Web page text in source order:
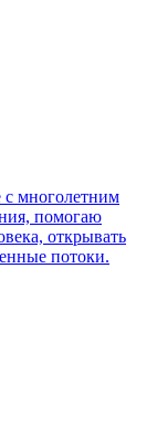
многолетним
помогаю
открывать
потоки.